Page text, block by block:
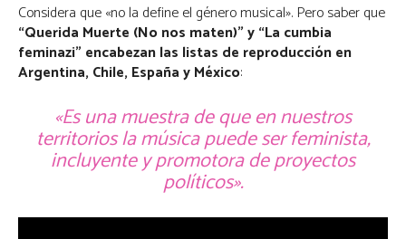
Considera que «no la define el género musical». Pero saber que
“Querida Muerte (No nos maten)” y “La cumbia
feminazi” encabezan las listas de reproducción en
Argentina, Chile, España y México:
«Es una muestra de que en nuestros
territorios la música puede ser feminista,
incluyente y promotora de proyectos
políticos».